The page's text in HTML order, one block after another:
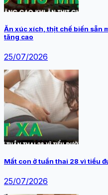
Ăn xúc xích, thịt chế biến sẵn
tăng cao
25/07/2026
Mất con ở tuần thai 28 vì tiểu
25/07/2026